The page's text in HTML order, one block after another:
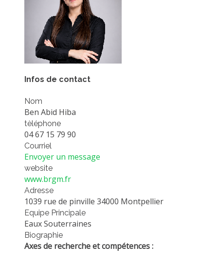
PLATEFORMES EXPÉRIMENTALES
IMPLANTATIONS GÉOGRAPHIQUES
PROJETS EN COURS
PROJETS TERMINÉS
NOS RÉSEAUX SCIENTIFIQUES ET TECHNIQUES
FORMATION
MASTER
INGÉNIEUR
FORMATION DOCTORALE
THÈSES EN COURS
MOOC
PRODUCTION
MÉTHODES ET OUTILS
LOGICIELS
Infos de contact
Nom
Ben Abid Hiba
tèléphone
04 67 15 79 90
Courriel
Envoyer un message
website
www.brgm.fr
Adresse
1039 rue de pinville 34000 Montpellier
Equipe Principale
Eaux Souterraines
Biographie
Axes de recherche et compétences :